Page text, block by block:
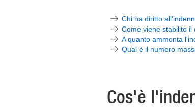
Chi ha diritto
Come viene stabilito il
A quanto ammonta
Qual è il numero
Cos'è